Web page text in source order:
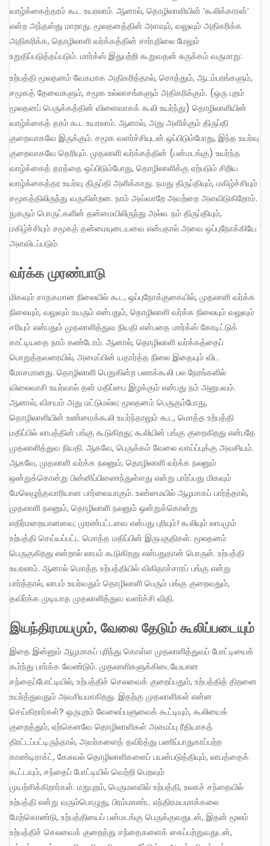
வாழ்க்கைத்தரம் கூட உயரலாம். ஆனால், தொழிலாளியின் ‘கூலிக்காரன்’
என்ற அந்தஸ்து மாறாது. மூலதனத்தின் அளவும், வலுவும் அதிகரிக்க
அதிகரிக்க, தொழிலாளி வர்க்கத்தின் சார்புநிலை மேலும்
உறுதிப்படுத்தப்படும். மார்க்ஸ் இதுபற்றி கூறுவதன் சுருக்கம் வருமாறு:
உற்பத்தி மூலதனம் வேகமாக அதிகரித்தால், சொத்தும், ஆடம்பரங்களும்,
சமூகத் தேவைகளும், சமூக உல்லாசங்களும் அதிகரிக்கும். (ஒரு புறம்
மூலதனப் பெருக்கத்தின் விளைவாகக் கூலி உயர்ந்து) தொழிலாளியின்
வாழ்க்கைத் தரம் கூட உயரலாம். ஆனால், அது அளிக்கும் திருப்தி
குறைவாகவே இருக்கும். சமூக வளர்ச்சியுடன் ஒப்பிடும்போது, இந்த உயர்வு
குறைவாகவே தெரியும். முதலாளி வர்க்கத்தின் (பன்மடங்கு) உயர்ந்த
வாழ்க்கைத் தரத்தை ஒப்பிடும்போது, தொழிலாளிக்கு ஏற்படும் சிறிய
வாழ்க்கைத்தர உயர்வு திருப்தி அளிக்காது. நமது திருப்தியும், மகிழ்ச்சியும்
சமூகத்திலிருந்து வருகின்றன. நாம் அவ்வாறே அவற்றை அளவிடுகிறோம்.
நுகரும் பொருட்களின் தன்மையிலிருந்து அல்ல. நம் திருப்தியும்,
மகிழ்ச்சியும் சமூகத் தன்மையுடையவை என்பதால் அவை ஒப்புநோக்கியே
அளவிடப்படும்.
வர்க்க முரண்பாடு
மிகவும் சாதகமான நிலையில் கூட, ஒப்புநோக்குகையில், முதலாளி வர்க்க
நிலையும், வலுவும் உயரும் என்பதும், தொழிலாளி வர்க்க நிலையும் வலுவும்
சரியும் என்பதும் முதலாளித்துவ நியதி என்பதை மார்க்ஸ் கோடிட்டுக்
காட்டியதை நாம் கண்டோம். ஆனால், தொழிலாளி வர்க்கத்தைப்
பொறுத்தவரையில், அமைப்பின் யதார்த்த நிலை இதையும் விட
மோசமானது. தொழிலாளி பெறுகின்ற பணக்கூலி பல நேரங்களில்
விலைவாசி உயர்வால் தன் மதிப்பை இழக்கும் என்பது நம் அனுபவம்.
ஆனால், விசயம் அது மட்டுமல்ல; மூலதனம் பெருகும்போது,
தொழிலாளியின் உண்மைக்கூலி உயர்ந்தாலும் கூட, மொத்த உற்பத்தி
மதிப்பில் லாபத்தின் பங்கு கூடுகிறது; கூலியின் பங்கு குறைகிறது என்பதே
முதலாளித்துவ நியதி. ஆகவே, பெருக்கம் வேலை வாய்ப்புக்கு அவசியம்.
ஆகவே, முதலாளி வர்க்க நலனும், தொழிலாளி வர்க்க நலனும்
ஒன்றுக்கொன்று பின்னிப்பிணைந்துள்ளது என்று பார்ப்பது மிகவும்
மேலெழுந்தவாரியான பார்வையாகும். உண்மையில் ஆழமாகப் பார்த்தால்,
முதலாளி நலனும், தொழிலாளி நலனும் ஒன்றுக்கொன்று
எதிர்மறையானவை; முரண்பட்டவை என்பது புரியும்! கூலியும் லாபமும்
உற்பத்தி செய்யப்பட்ட மொத்த மதிப்பின் இருபகுதிகள். மூலதனம்
பெருகுகிறது என்றால் லாபம் கூடுகிறது என்பதுதான் பொருள். உற்பத்தி
உயரலாம். ஆனால் மொத்த உற்பத்தியில் விகிதாச்சாரப் பங்கு என்று
பார்த்தால், லாபம் உயர்வதும் தொழிலாளி பெரும் பங்கு குறைவதும்,
தவிர்க்க முடியாத முதலாளித்துவ வளர்ச்சி விதி.
இயந்திரமயமும், வேலை தேடும் கூலிப்படையும்
இதை இன்னும் ஆழமாகப் புரிந்து கொள்ள முதலாளித்துவப் போட்டியைக்
கூர்ந்து பார்க்க வேண்டும். முதலாளிகளுக்கிடையேயான
சந்தைப்போட்டியில், உற்பத்திச் செலவைக் குறைப்பதும், உற்பத்தித் திறனை
உயர்த்துவதும் அவசியமாகிறது. இதற்கு முதலாளிகள் என்ன
செய்கிறார்கள்? ஒருபுறம் வேலைப்பளுவைக் கூட்டியும், கூலியைக்
குறைத்தும், ஏற்கெனவே தொழிலாளிகள் அமைப்பு ரீதியாகத்
திரட்டப்பட்டிருந்தால், அவர்களைத் தவிர்த்து பணிப்பாதுகாப்பற்ற
காண்டிராக்ட், கேசுவல் தொழிலாளிகளைப் பயன்படுத்தியும், லாபத்தைக்
கூட்டவும், சந்தைப் போட்டியில் வெற்றி பெறவும்
முயற்சிக்கிறார்கள். மறுபுறம், பெருமளவில் உற்பத்தி, உலகச் சந்தையில்
உற்பத்தி என்று வரும்பொழுது, பிரம்மாண்ட எந்திரமயமாக்கலை
மேற்கொண்டு, உற்பத்தியைப் பன்மடங்கு பெருக்குவதுடன், இதன் மூலம்
உற்பத்திச் செலவைக் குறைத்து சந்தைகளைக் கைப்பற்றுவதுடன்,